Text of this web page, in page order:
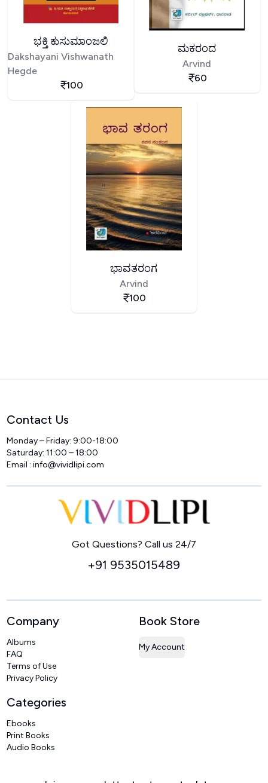
ಭಕ್ತಿ ಕುಸುಮಾಂಜಲಿ
Dakshayani Vishwanath
Hegde
100
ಮಕರಂದ
Arvind
60
ಭಾವತರಂಗ
Arvind
100
Contact Us
Monday – Friday: 9:00-18:00
Saturday: 11:00 – 18:00
Email :info@vividlipi.com
Got Questions? Call us 24/7
+91 9535015489
Company
Albums
FAQ
Terms of Use
Privacy Policy
Book Store
My Account
Categories
Ebooks
Print Books
Audio Books